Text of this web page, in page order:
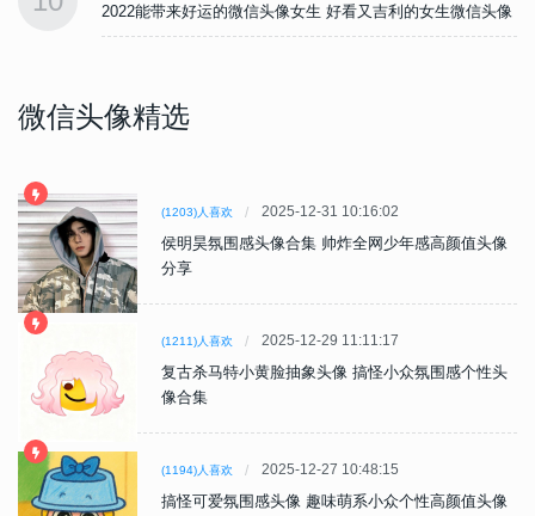
2022能带来好运的微信头像女生 好看又吉利的女生微信头像
微信头像精选
(1203)人喜欢 2025-12-31 10:16:02
侯明昊氛围感头像合集 帅炸全网少年感高颜值头像
分享
(1211)人喜欢 2025-12-29 11:11:17
复古杀马特小黄脸抽象头像 搞怪小众氛围感个性头
像合集
(1194)人喜欢 2025-12-27 10:48:15
搞怪可爱氛围感头像 趣味萌系小众个性高颜值头像